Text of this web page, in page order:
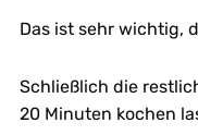
Das ist sehr wichtig,
Schließlich die
20 Minuten kochen